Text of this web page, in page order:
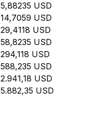
5,88235 USD
14,7059 USD
29,4118 USD
58,8235 USD
294,118 USD
588,235 USD
2.941,18 USD
5.882,35 USD